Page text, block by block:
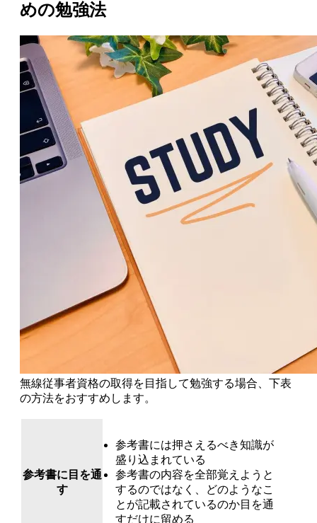
めの勉強法
無線従事者資格の取得を目指して勉強する場合、下表
の方法をおすすめします。
参考書に目を通
す
参考書には押さえるべき知識が
盛り込まれている
参考書の内容を全部覚えようと
するのではなく、どのようなこ
とが記載されているのか目を通
すだけに留める